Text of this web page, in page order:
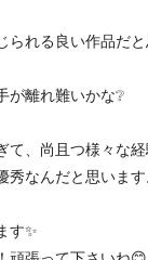
れる良い作品だと
離れ難いかな❔
て、尚且つ様々な
なんだと思います
す✨